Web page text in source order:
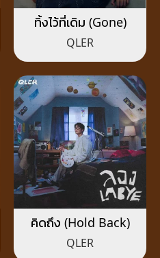
ทิ้งไว้ที่เดิม (Gone)
QLER
คิดถึง (Hold Back)
QLER